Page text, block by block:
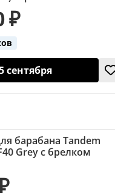
₽
сентября
барабана Tandem
Grey с брелком